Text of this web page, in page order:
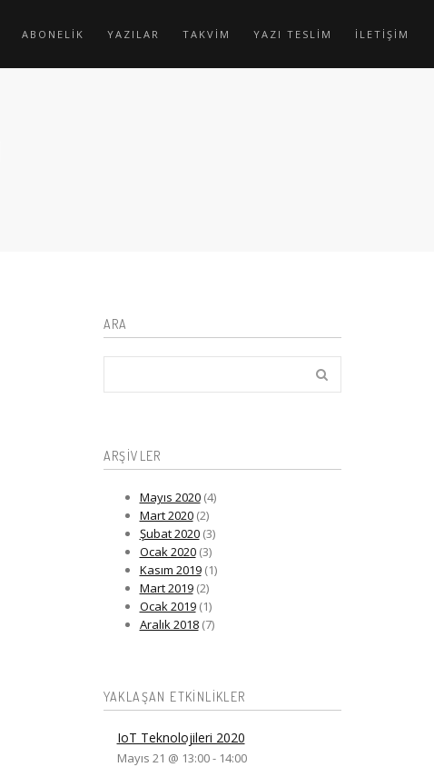
ABONELİK YAZILAR TAKVİM YAZI TESLİM İLETİŞİM
ARA
ARŞIVLER
Mayıs 2020(4)
Mart 2020(2)
Şubat 2020(3)
Ocak 2020(3)
Kasım 2019(1)
Mart 2019(2)
Ocak 2019(1)
Aralık 2018(7)
YAKLAŞAN ETKINLIKLER
IoT Teknolojileri 2020
Mayıs 21 @ 13:00- 14:00